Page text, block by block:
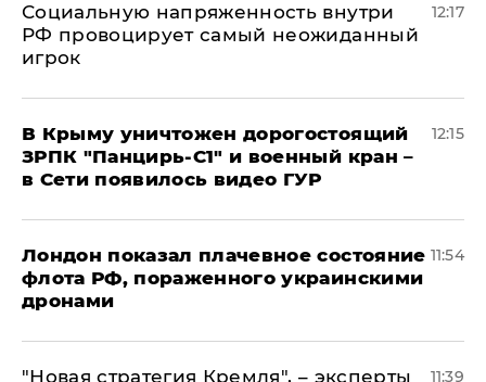
Социальную напряженность внутри
РФ провоцирует самый неожиданный
игрок
12:17
В Крыму уничтожен дорогостоящий
ЗРПК "Панцирь-С1" и военный кран –
в Сети появилось видео ГУР
12:15
Лондон показал плачевное состояние
флота РФ, пораженного украинскими
дронами
11:54
"Новая стратегия Кремля", – эксперты 11:39